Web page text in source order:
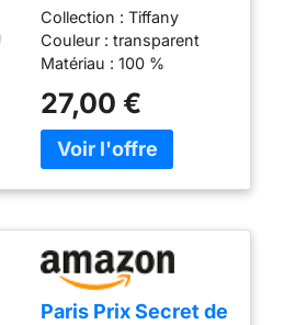
Transparent, Ø 30 x
h16 cm - 19950100
Collection : Tiffany
Couleur : transparent
Matériau : 100 %
Guzzini, fabriqué en Italie
depuis 1912 Poids du
colis: 1.02 kilograms
27,00 €
Paris Prix Secret de